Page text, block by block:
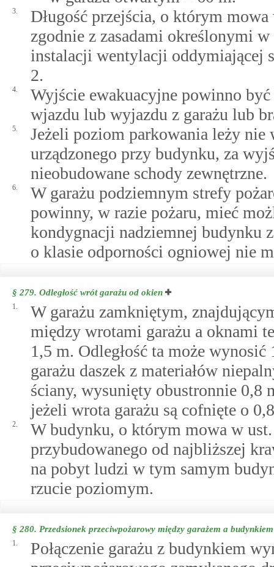
3.
Długość przejścia, o którym
zgodnie z zasadami określonymi
instalacji wentylacji oddymiającej
2.
4.
Wyjście ewakuacyjne powinno
wjazdu lub wyjazdu z garażu lub
5.
Jeżeli poziom parkowania leży
urządzonego przy budynku, za
nieobudowane schody zewnętrzne.
6.
W garażu podziemnym strefy
powinny, w razie pożaru, mieć
kondygnacji nadziemnej budynku
o klasie odporności ogniowej nie
§ 279. Odległość wrót garażu od okien
1.
W garażu zamkniętym,
między wrotami garażu a oknami
1,5 m. Odległość ta może
garażu daszek z materiałów
ściany, wysunięty obustronnie 0,8
jeżeli wrota garażu są cofnięte o
2.
W budynku, o którym mowa w
przybudowanego od najbliższej
na pobyt ludzi w tym samym
rzucie poziomym.
§ 280. Przedsionek przeciwpożarowy między garażem a budynkiem
1.
Połączenie garażu z budynkiem